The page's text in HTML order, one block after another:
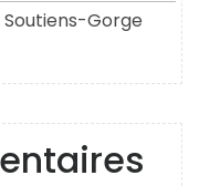
Gorge